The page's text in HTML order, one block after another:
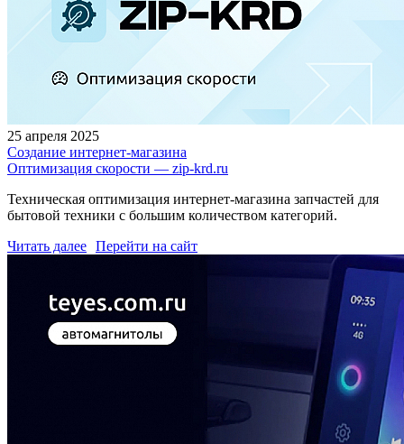
25 апреля 2025
Создание интернет-магазина
Оптимизация скорости — zip-krd.ru
Техническая оптимизация интернет-магазина запчастей для
бытовой техники с большим количеством категорий.
Читать далее Перейти на сайт